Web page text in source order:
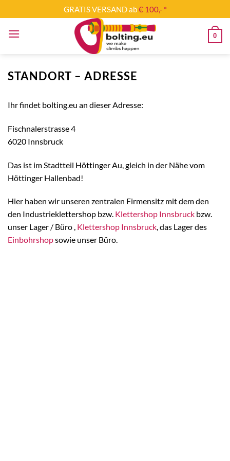
Inhalt
springen
GRATIS VERSAND ab€ 100,- *
0
STANDORT – ADRESSE
Ihr findet bolting.eu an dieser Adresse:
Fischnalerstrasse 4
6020 Innsbruck
Das ist im Stadtteil Höttinger Au, gleich in der Nähe vom
Höttinger Hallenbad!
Hier haben wir unseren zentralen Firmensitz mit dem den
den Industrieklettershop bzw. Klettershop Innsbruck bzw.
unser Lager / Büro , Klettershop Innsbruck, das Lager des
Einbohrshopsowie unser Büro.